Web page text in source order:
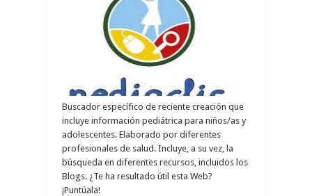
Buscador específico de reciente creación que
incluye información pediátrica para niños/as y
adolescentes. Elaborado por diferentes
profesionales de salud. Incluye, a su vez, la
búsqueda en diferentes recursos, incluidos los
Blogs. ¿Te ha resultado útil esta Web?
¡Puntúala!